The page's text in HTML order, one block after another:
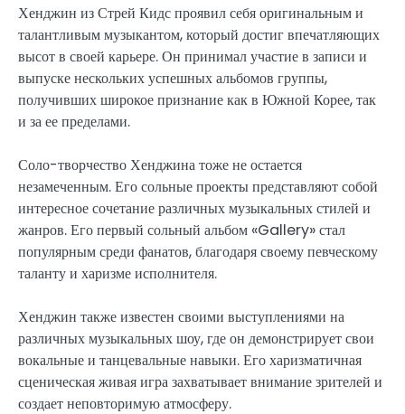
Хенджин из Стрей Кидс проявил себя оригинальным и
талантливым музыкантом, который достиг впечатляющих
высот в своей карьере. Он принимал участие в записи и
выпуске нескольких успешных альбомов группы,
получивших широкое признание как в Южной Корее, так
и за ее пределами.
Соло-творчество Хенджина тоже не остается
незамеченным. Его сольные проекты представляют собой
интересное сочетание различных музыкальных стилей и
жанров. Его первый сольный альбом «Gallery» стал
популярным среди фанатов, благодаря своему певческому
таланту и харизме исполнителя.
Хенджин также известен своими выступлениями на
различных музыкальных шоу, где он демонстрирует свои
вокальные и танцевальные навыки. Его харизматичная
сценическая живая игра захватывает внимание зрителей и
создает неповторимую атмосферу.